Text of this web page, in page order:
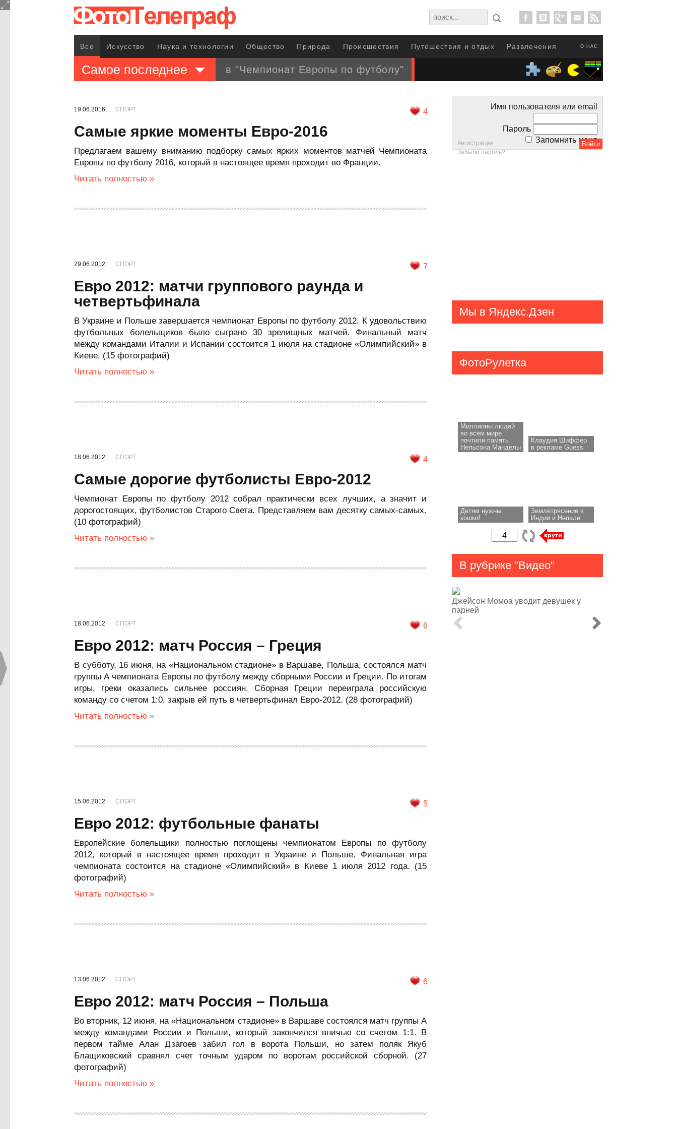
О НАС
Все Искусство Наука и технологии Общество Природа Происшествия Путешествия и отдых Развлечения
Самое последнее в "Чемпионат Европы по футболу"
19.06.2016 СПОРТ 4
Самые яркие моменты Евро-2016
Предлагаем вашему вниманию подборку самых ярких моментов матчей Чемпионата
Европы по футболу 2016, который в настоящее время проходит во Франции.
Читать полностью »
29.06.2012 СПОРТ 7
Евро 2012: матчи группового раунда и
четвертьфинала
В Украине и Польше завершается чемпионат Европы по футболу 2012. К удовольствию
футбольных болельщиков было сыграно 30 зрелищных матчей. Финальный матч
между командами Италии и Испании состоится 1 июля на стадионе «Олимпийский» в
Киеве. (15 фотографий)
Читать полностью »
18.06.2012 СПОРТ 4
Cамые дорогие футболисты Евро-2012
Чемпионат Европы по футболу 2012 собрал практически всех лучших, а значит и
дорогостоящих, футболистов Старого Света. Представляем вам десятку самых-самых.
(10 фотографий)
Читать полностью »
18.06.2012 СПОРТ 6
Евро 2012: матч Россия – Греция
В субботу, 16 июня, на «Национальном стадионе» в Варшаве, Польша, состоялся матч
группы А чемпионата Европы по футболу между сборными России и Греции. По итогам
игры, греки оказались сильнее россиян. Сборная Греции переиграла российскую
команду со счетом 1:0, закрыв ей путь в четвертьфинал Евро-2012. (28 фотографий)
Читать полностью »
15.06.2012 СПОРТ 5
Евро 2012: футбольные фанаты
Европейские болельщики полностью поглощены чемпионатом Европы по футболу
2012, который в настоящее время проходит в Украине и Польше. Финальная игра
чемпионата состоится на стадионе «Олимпийский» в Киеве 1 июля 2012 года. (15
фотографий)
Читать полностью »
13.06.2012 СПОРТ 6
Евро 2012: матч Россия – Польша
Во вторник, 12 июня, на «Национальном стадионе» в Варшаве состоялся матч группы A
между командами России и Польши, который закончился вничью со счетом 1:1. В
первом тайме Алан Дзагоев забил гол в ворота Польши, но затем поляк Якуб
Блащиковский сравнял счет точным ударом по воротам российской сборной. (27
фотографий)
Читать полностью »
Имя пользователя или email
Пароль
Запомнить меня
Регистрация
Забыли пароль?
Мы в Яндекс.Дзен
ФотоРулетка
Миллионы людей
во всем мире
почтили память
Нельсона Манделы
Клаудия Шиффер
в рекламе Guess
Детям нужны
кошки!
Землетрясение в
Индии и Непале
В рубрике "Видео"
Джейсон Момоа уводит девушек у
парней